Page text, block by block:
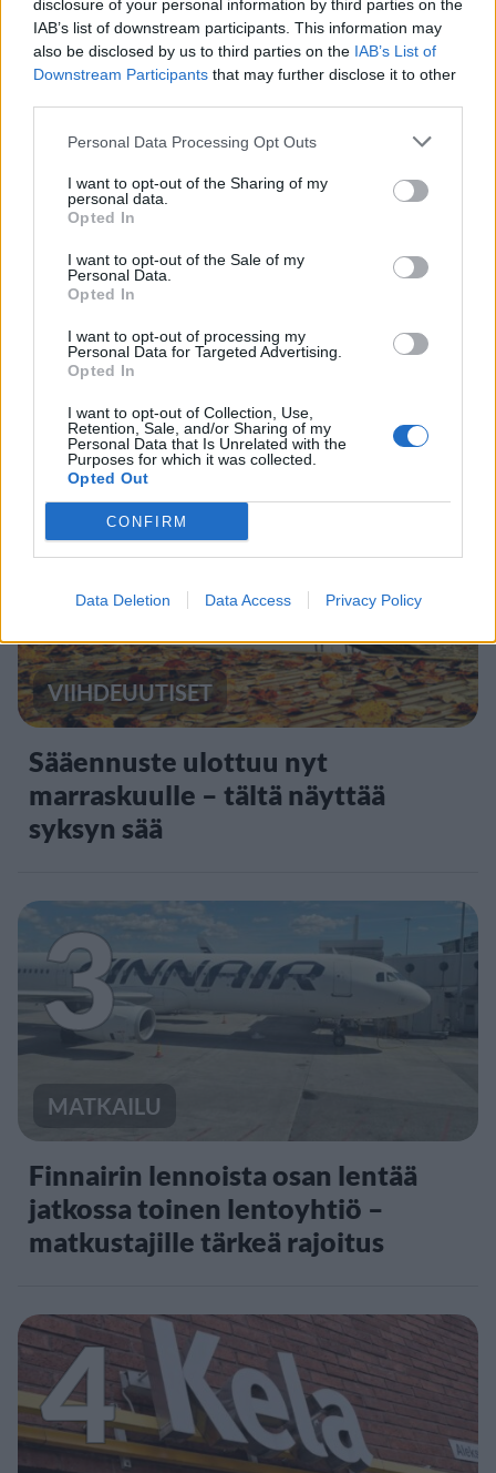
disclosure of your personal information by third parties on the
IAB’s list of downstream participants. This information may
also be disclosed by us to third parties on the IAB’s List of
Downstream Participants that may further disclose it to other
Personal Data Processing Opt Outs
I want to opt-out of the Sharing of my
personal data.
Opted In
I want to opt-out of the Sale of my
Personal Data.
Opted In
I want to opt-out of processing my
Personal Data for Targeted Advertising.
Opted In
I want to opt-out of Collection, Use,
Retention, Sale, and/or Sharing of my
Personal Data that Is Unrelated with the
Purposes for which it was collected.
Opted Out
CONFIRM
Data Deletion Data Access Privacy Policy
Staran luetuimmat
1
UUTISET
Leskeneläke ei kuulu kaikille –
Kela muistuttaa tärkeästä
ikärajasta
2
VIIHDEUUTISET
Sääennuste ulottuu nyt
marraskuulle – tältä näyttää
syksyn sää
3
MATKAILU
Finnairin lennoista osan lentää
jatkossa toinen lentoyhtiö –
matkustajille tärkeä rajoitus
4